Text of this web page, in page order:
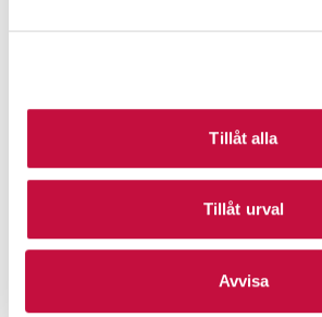
Tillåt alla
Tillåt urval
Avvisa